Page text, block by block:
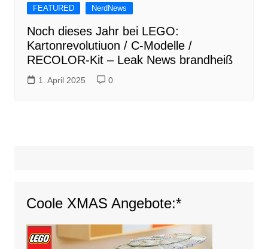
FEATURED NerdNews
Noch dieses Jahr bei LEGO:
Kartonrevolutiuon / C-Modelle /
RECOLOR-Kit – Leak News brandheiß
1. April 2025 0
Coole XMAS Angebote:*